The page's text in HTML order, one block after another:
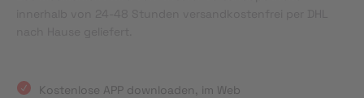
Kostenlose APP downloaden, im Web